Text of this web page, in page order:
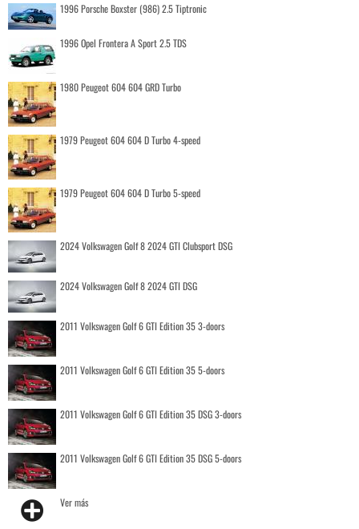
1996 Porsche Boxster (986) 2.5 Tiptronic
1996 Opel Frontera A Sport 2.5 TDS
1980 Peugeot 604 604 GRD Turbo
1979 Peugeot 604 604 D Turbo 4-speed
1979 Peugeot 604 604 D Turbo 5-speed
2024 Volkswagen Golf 8 2024 GTI Clubsport DSG
2024 Volkswagen Golf 8 2024 GTI DSG
2011 Volkswagen Golf 6 GTI Edition 35 3-doors
2011 Volkswagen Golf 6 GTI Edition 35 5-doors
2011 Volkswagen Golf 6 GTI Edition 35 DSG 3-doors
2011 Volkswagen Golf 6 GTI Edition 35 DSG 5-doors
Ver más